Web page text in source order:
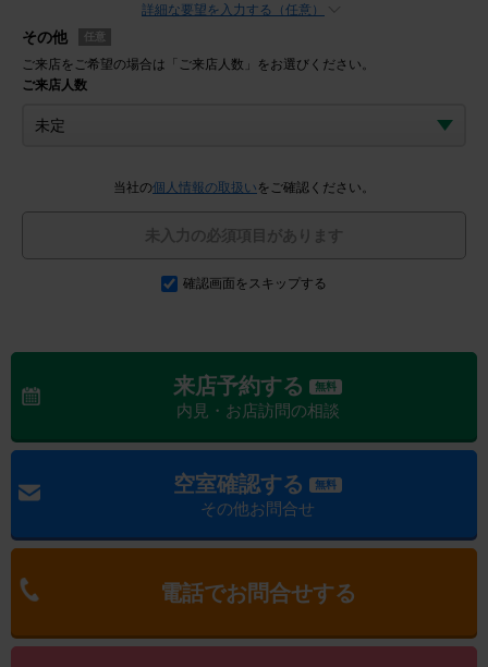
詳細な要望を入力する（任意）
その他 任意
ご来店をご希望の場合は「ご来店人数」をお選びください。
ご来店人数
当社の個人情報の取扱い をご確認ください。
未入力の必須項目があります
確認画面をスキップする
来店予約する 無料
内見・お店訪問の相談
空室確認する 無料
その他お問合せ
電話でお問合せする